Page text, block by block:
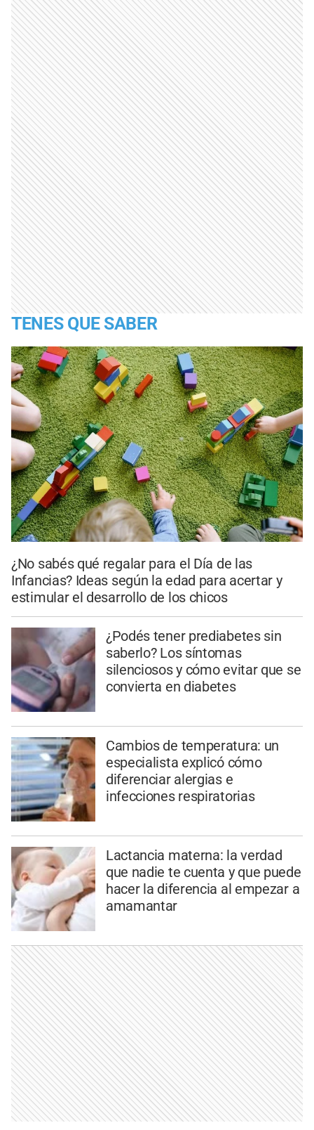
TENES QUE SABER
¿No sabés qué regalar para el Día de las
Infancias? Ideas según la edad para acertar y
estimular el desarrollo de los chicos
¿Podés tener prediabetes sin
saberlo? Los síntomas
silenciosos y cómo evitar que se
convierta en diabetes
Cambios de temperatura: un
especialista explicó cómo
diferenciar alergias e
infecciones respiratorias
Lactancia materna: la verdad
que nadie te cuenta y que puede
hacer la diferencia al empezar a
amamantar